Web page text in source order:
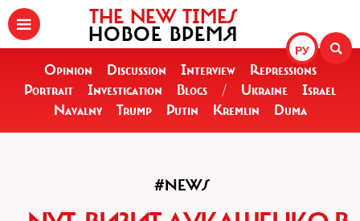
РУ
THE NEW TIMES
НОВОЕ ВРЕМЯ
Opinion Discussion Interview
Repressions
Portrait
Investigation Blogs / Ukraine
Israel
Navalny
Trump Putin Kremlin Duma
#NEWS